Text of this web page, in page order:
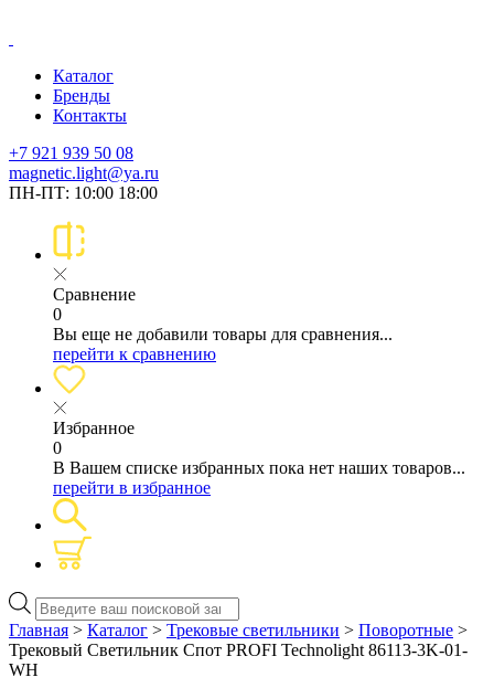
Каталог
Бренды
Контакты
+7 921 939 50 08
magnetic.light@ya.ru
ПН-ПТ: 10:00 18:00
Сравнение
0
Вы еще не добавили товары для сравнения...
перейти к сравнению
Избранное
0
В Вашем списке избранных пока нет наших товаров...
перейти в избранное
Поиск
товаров
Главная > Каталог > Трековые светильники > Поворотные >
Трековый Светильник Спот PROFI Technolight 86113-3K-01-
WH